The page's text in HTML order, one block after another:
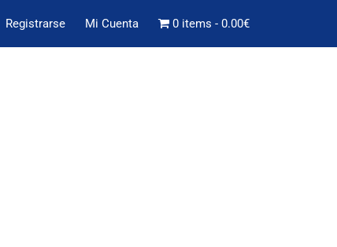
Registrarse Mi Cuenta 0 items 0.00€